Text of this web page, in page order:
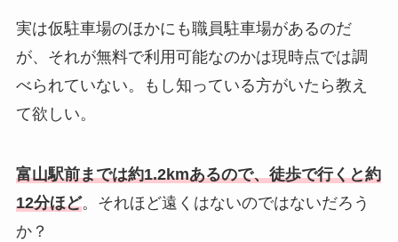
実は仮駐車場のほかにも職員駐車場があるのだ
が、それが無料で利用可能なのかは現時点では調
べられていない。もし知っている方がいたら教え
て欲しい。
富山駅前までは約1.2kmあるので、徒歩で行くと約
12分ほど。それほど遠くはないのではないだろう
か？